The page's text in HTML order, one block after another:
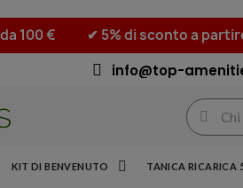
100 € ✔ 5% di sconto a
info@top-
KIT DI BENVENUTO TANICA RICARICA